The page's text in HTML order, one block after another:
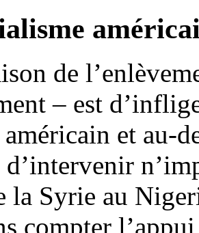
de
– est
et au-
la Syrie au
compter